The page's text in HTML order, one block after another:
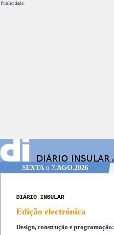
Publicidade.
SEXTA o 7.AGO.2026
DIÁRIO INSULAR
Edição electrónica
Design, construção e programação: